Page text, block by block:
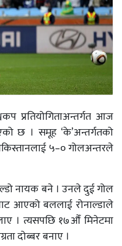
प्रतियोगिताअन्तर्गत आज
छ । समूह ‘के’अन्तर्गतको
५–० गोलअन्तरले
नायक बने । उनले दुई गोल
आएको बललाई रोनाल्डाले
। त्यसपछि १७औँ मिनेटमा
दोब्बर बनाए ।